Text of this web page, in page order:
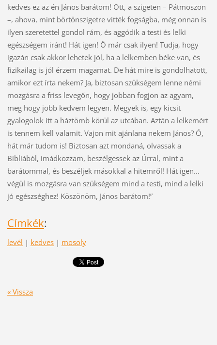
kedves ez az én János barátom! Ott, a szigeten – Pátmoszon
–, ahova, mint börtönszigetre vitték fogságba, még onnan is
ilyen szeretettel gondol rám, és aggódik a testi és lelki
egészségem iránt! Hát igen! Ő már csak ilyen! Tudja, hogy
igazán csak akkor lehetek jól, ha a lelkemben béke van, és
fizikailag is jól érzem magamat. De hát mire is gondolhatott,
amikor ezt írta nekem? Ja, biztosan szükségem lenne némi
mozgásra a friss levegőn, hogy jobban fogjon az agyam,
meg hogy jobb kedvem legyen. Megyek is, egy kicsit
gyalogolok itt a háztömb körül az utcában. Aztán a lelkemért
is tennem kell valamit. Vajon mit ajánlana nekem János? Ó,
hát már tudom is! Biztosan azt mondaná, olvassak a
Bibliából, imádkozzam, beszélgessek az Úrral, mint a
barátommal, és beszéljek másokkal a hitemről! Hát igen...
végül is mozgásra van szükségem mind a testi, mind a lelki
jó egészséghez! Köszönöm, János barátom!”
Címkék:
levél | kedves | mosoly
« Vissza